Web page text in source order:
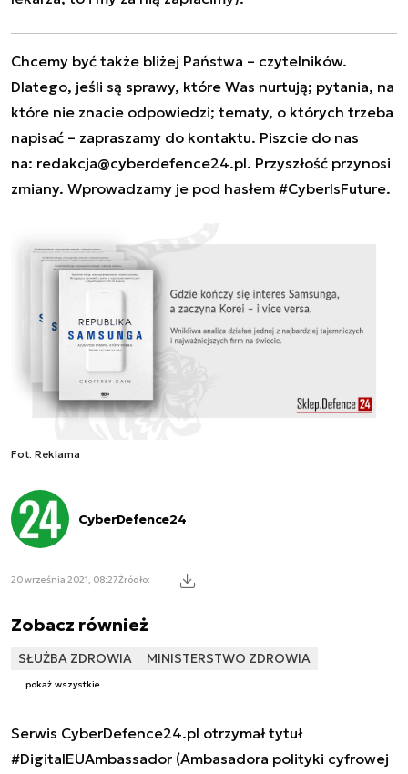
Chcemy być także bliżej Państwa – czytelników.
Dlatego, jeśli są sprawy, które Was nurtują; pytania, na
które nie znacie odpowiedzi; tematy, o których trzeba
napisać – zapraszamy do kontaktu. Piszcie do nas
na: redakcja@cyberdefence24.pl. Przyszłość przynosi
zmiany. Wprowadzamy je pod hasłem #CyberIsFuture.
Fot. Reklama
CyberDefence24
20 września 2021, 08:27Źródło:
Zobacz również
SŁUŻBA ZDROWIA MINISTERSTWO ZDROWIA
pokaż wszystkie
Serwis CyberDefence24.pl otrzymał tytuł
#DigitalEUAmbassador (Ambasadora polityki cyfrowej